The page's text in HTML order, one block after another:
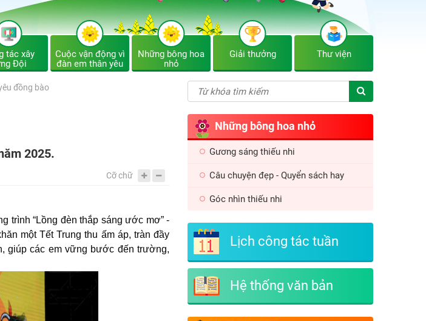
tác xây
Đội
Cuộc vận động vì
đàn em thân yêu
Những bông hoa
nhỏ
Giải thưởng Thư viện
đồng bào
2025.
Cỡ chữ
trình “Lồng đèn thắp sáng ước mơ” -
một Tết Trung thu ấm áp, tràn đầy
giúp các em vững bước đến trường,
Những bông hoa nhỏ
Gương sáng thiếu nhi
Câu chuyện đẹp - Quyển sách hay
Góc nhìn thiếu nhi
Lịch công tác tuần
Hệ thống văn bản